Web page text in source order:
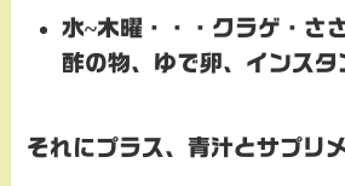
水~木曜・・・ クラゲ・さ
酢の物、 ゆで卵、インスタ
それにプラス、青汁とサプリ